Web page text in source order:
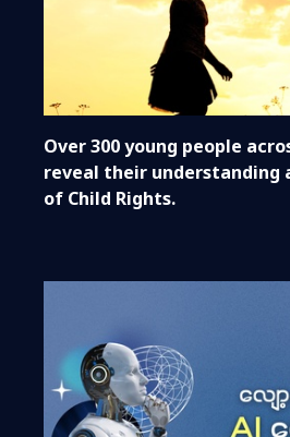
Over 300 young people
reveal their understanding
of Child Rights.